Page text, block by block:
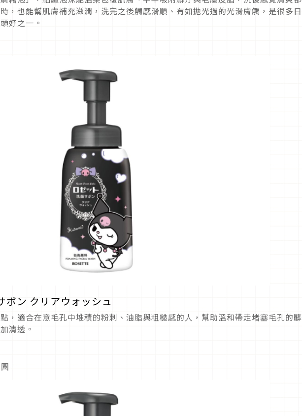
，也能幫肌膚補充滋潤，洗完之後觸感滑順、有如拋光過的光滑膚觸，是很多日
好之一。
ボン クリアウォッシュ
，適合在意毛孔中堆積的粉刺、油脂與粗糙感的人，幫助溫和帶走堵塞毛孔的髒
清透。